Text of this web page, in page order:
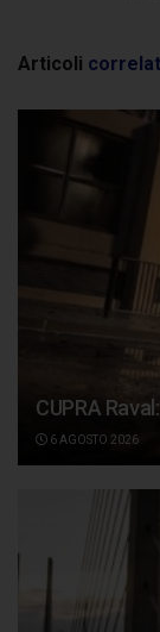
Articoli
CUPRA
6 AGOSTO 2026